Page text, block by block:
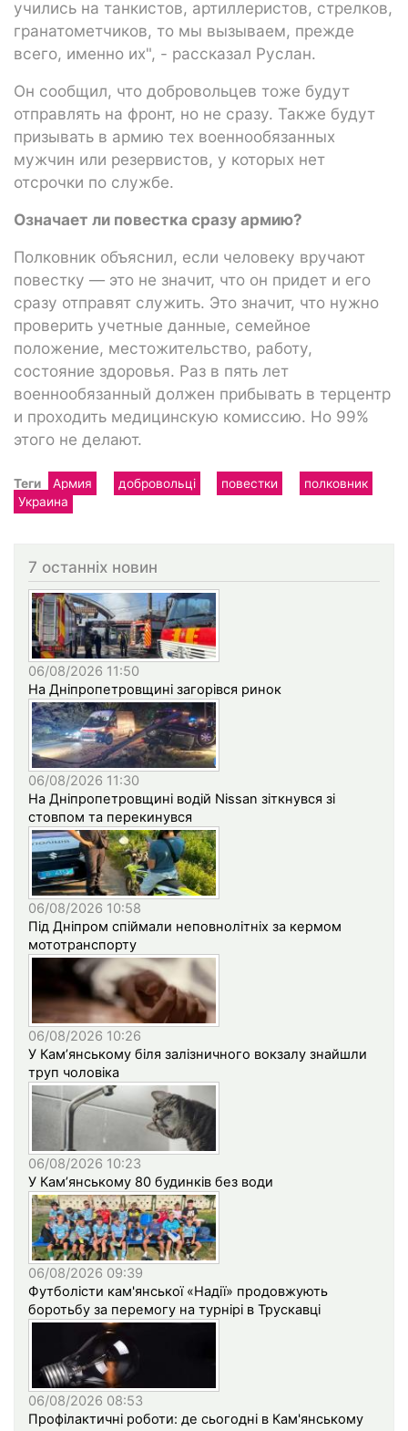
учились на танкистов, артиллеристов, стрелков,
гранатометчиков, то мы вызываем, прежде
всего, именно их", - рассказал Руслан.
Он сообщил, что добровольцев тоже будут
отправлять на фронт, но не сразу. Также будут
призывать в армию тех военнообязанных
мужчин или резервистов, у которых нет
отсрочки по службе.
Означает ли повестка сразу армию?
Полковник объяснил, если человеку вручают
повестку — это не значит, что он придет и его
сразу отправят служить. Это значит, что нужно
проверить учетные данные, семейное
положение, местожительство, работу,
состояние здоровья. Раз в пять лет
военнообязанный должен прибывать в терцентр
и проходить медицинскую комиссию. Но 99%
этого не делают.
Теги Армия добровольці повестки
полковник
Украина
7 останніх новин
06/08/2026 11:50
На Дніпропетровщині загорівся ринок
06/08/2026 11:30
На Дніпропетровщині водій Nissan зіткнувся зі
стовпом та перекинувся
06/08/2026 10:58
Під Дніпром спіймали неповнолітніх за кермом
мототранспорту
06/08/2026 10:26
У Кам’янському біля залізничного вокзалу знайшли
труп чоловіка
06/08/2026 10:23
У Кам’янському 80 будинків без води
06/08/2026 09:39
Футболісти кам'янської «Надії» продовжують
боротьбу за перемогу на турнірі в Трускавці
06/08/2026 08:53
Профілактичні роботи: де сьогодні в Кам'янському